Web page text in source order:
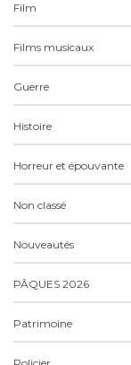
Film
Films musicaux
Guerre
Histoire
Horreur et épouvante
Non classé
Nouveautés
PÂQUES 2026
Patrimoine